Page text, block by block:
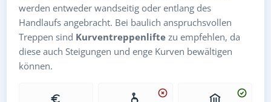
werden entweder wandseitig oder entlang des
Handlaufs angebracht. Bei baulich anspruchsvollen
Treppen sind Kurventreppenlifte zu empfehlen, da
diese auch Steigungen und enge Kurven bewältigen
können.